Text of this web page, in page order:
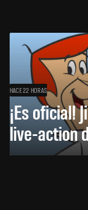
HACE 22 HORAS
¡Es oficial!
live-action